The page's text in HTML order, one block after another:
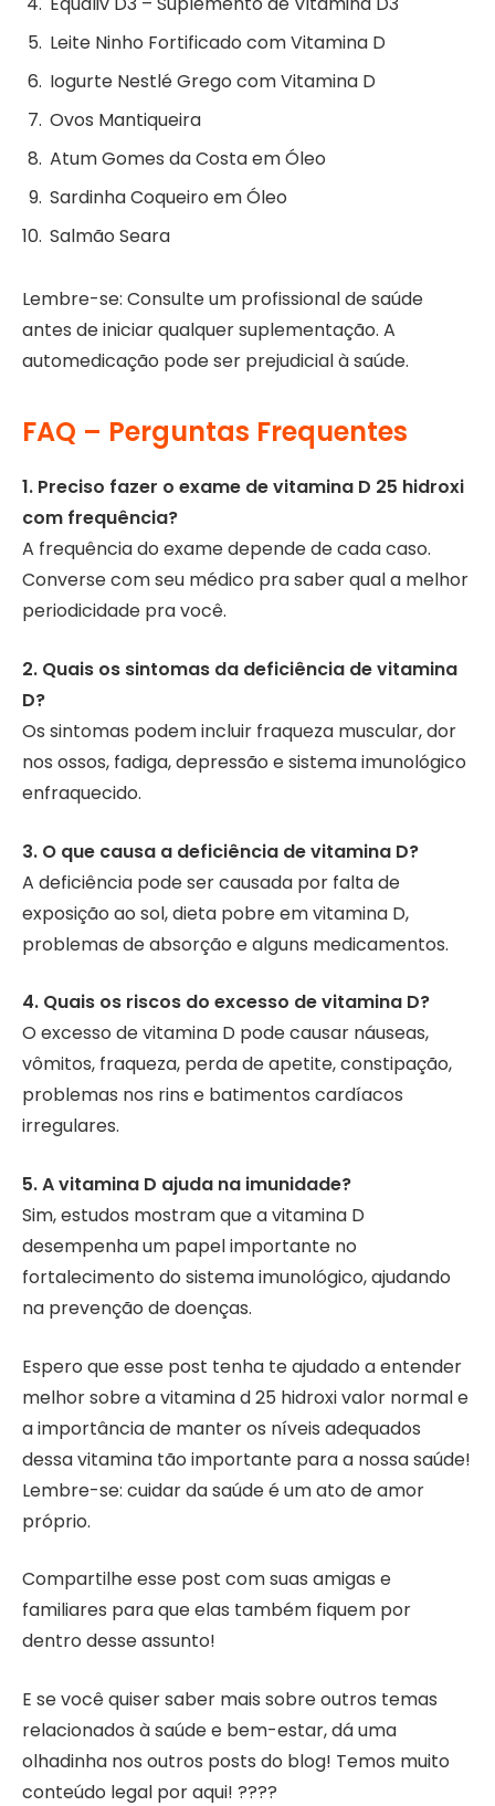
Leite Ninho Fortificado com Vitamina D
Iogurte Nestlé Grego com Vitamina D
Ovos Mantiqueira
Atum Gomes da Costa em Óleo
Sardinha Coqueiro em Óleo
Salmão Seara
Lembre-se: Consulte um profissional de saúde
antes de iniciar qualquer suplementação. A
automedicação pode ser prejudicial à saúde.
FAQ – Perguntas Frequentes
1. Preciso fazer o exame de vitamina D 25 hidroxi
com frequência?
A frequência do exame depende de cada caso.
Converse com seu médico pra saber qual a melhor
periodicidade pra você.
2. Quais os sintomas da deficiência de vitamina
D?
Os sintomas podem incluir fraqueza muscular, dor
nos ossos, fadiga, depressão e sistema imunológico
enfraquecido.
3. O que causa a deficiência de vitamina D?
A deficiência pode ser causada por falta de
exposição ao sol, dieta pobre em vitamina D,
problemas de absorção e alguns medicamentos.
4. Quais os riscos do excesso de vitamina D?
O excesso de vitamina D pode causar náuseas,
vômitos, fraqueza, perda de apetite, constipação,
problemas nos rins e batimentos cardíacos
irregulares.
5. A vitamina D ajuda na imunidade?
Sim, estudos mostram que a vitamina D
desempenha um papel importante no
fortalecimento do sistema imunológico, ajudando
na prevenção de doenças.
Espero que esse post tenha te ajudado a entender
melhor sobre a vitamina d 25 hidroxi valor normal e
a importância de manter os níveis adequados
dessa vitamina tão importante para a nossa saúde!
Lembre-se: cuidar da saúde é um ato de amor
próprio.
Compartilhe esse post com suas amigas e
familiares para que elas também fiquem por
dentro desse assunto!
E se você quiser saber mais sobre outros temas
relacionados à saúde e bem-estar, dá uma
olhadinha nos outros posts do blog! Temos muito
conteúdo legal por aqui! ????